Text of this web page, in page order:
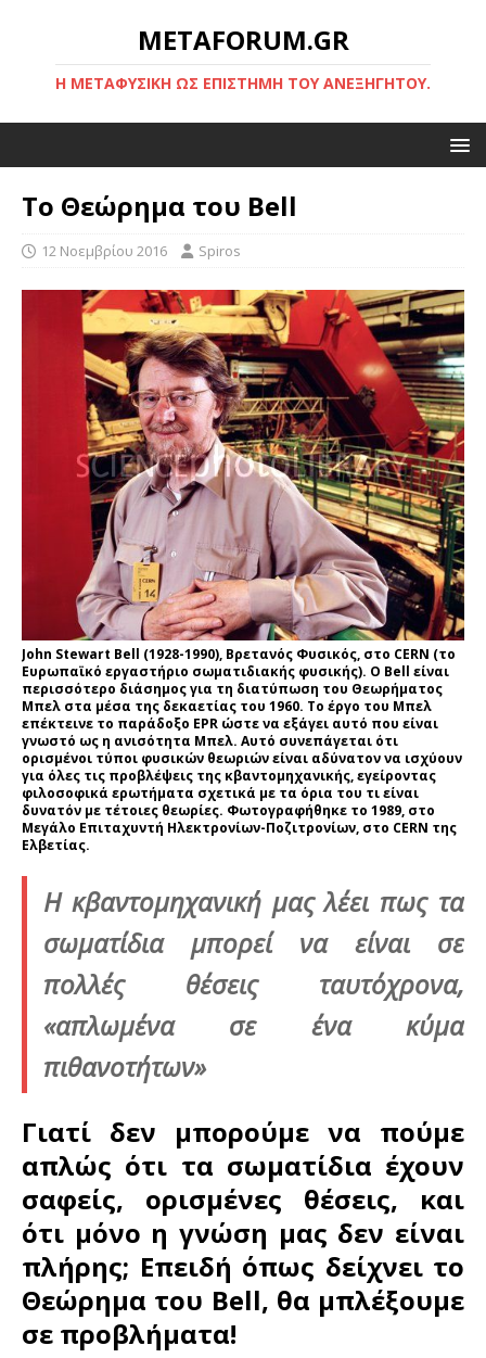
METAFORUM.GR
Η ΜΕΤΑΦΥΣΙΚΉ ΩΣ ΕΠΙΣΤΉΜΗ ΤΟΥ ΑΝΕΞΉΓΗΤΟΥ.
Το Θεώρημα του Bell
12 Νοεμβρίου 2016 Spiros
John Stewart Bell (1928-1990), Βρετανός Φυσικός, στο CERN (το
Ευρωπαϊκό εργαστήριο σωματιδιακής φυσικής). Ο Bell είναι
περισσότερο διάσημος για τη διατύπωση του Θεωρήματος
Μπελ στα μέσα της δεκαετίας του 1960. Το έργο του Μπελ
επέκτεινε το παράδοξο EPR ώστε να εξάγει αυτό που είναι
γνωστό ως η ανισότητα Μπελ. Αυτό συνεπάγεται ότι
ορισμένοι τύποι φυσικών θεωριών είναι αδύνατον να ισχύουν
για όλες τις προβλέψεις της κβαντομηχανικής, εγείροντας
φιλοσοφικά ερωτήματα σχετικά με τα όρια του τι είναι
δυνατόν με τέτοιες θεωρίες. Φωτογραφήθηκε το 1989, στο
Μεγάλο Επιταχυντή Ηλεκτρονίων-Ποζιτρονίων, στο CERN της
Ελβετίας.
Η κβαντομηχανικήμαςλέει πως τα
σωματίδια μπορεί να είναι σε
πολλέςθέσειςταυτόχρονα,
«απλωμένασε ένα κύμα
πιθανοτήτων»
Γιατί δεν μπορούμε να πούμε
απλώς ότι τα σωματίδια έχουν
σαφείς, ορισμένες θέσεις, και
ότι μόνο η γνώση μας δεν είναι
πλήρης; Επειδή όπως δείχνει το
Θεώρημα του Bell, θα μπλέξουμε
σε προβλήματα!